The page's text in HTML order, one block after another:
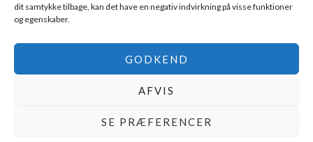
dit samtykke tilbage, kan det have en negativ indvirkning på visse funktioner
og egenskaber.
GODKEND
AFVIS
SE PRÆFERENCER